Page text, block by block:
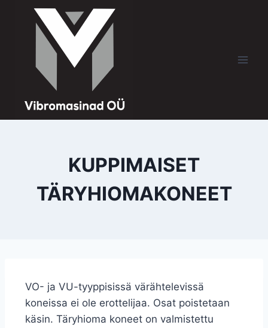
KUPPIMAISET
TÄRYHIOMAKONEET
VO- ja VU-tyyppisissä värähtelevissä
koneissa ei ole erottelijaa. Osat poistetaan
käsin. Täryhioma koneet on valmistettu